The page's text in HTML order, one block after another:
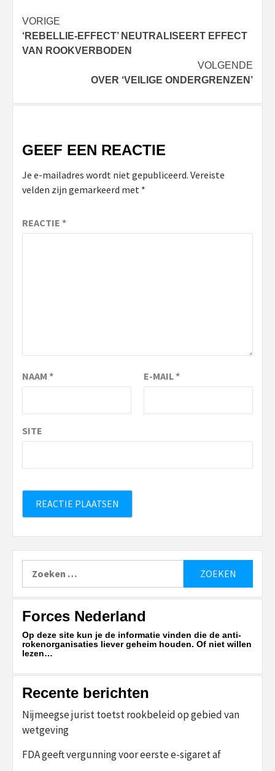
Bericht
navigatie
VORIGE
‘REBELLIE-EFFECT’ NEUTRALISEERT EFFECT
VAN ROOKVERBODEN
VOLGENDE
OVER ‘VEILIGE ONDERGRENZEN’
GEEF EEN REACTIE
Je e-mailadres wordt niet gepubliceerd. Vereiste
velden zijn gemarkeerd met *
REACTIE *
NAAM * E-MAIL*
SITE
naar:
Forces Nederland
Op deze site kun je de informatie vinden die de anti-
rokenorganisaties liever geheim houden. Of niet willen
lezen…
Recente berichten
Nijmeegse jurist toetst rookbeleid op gebied van
wetgeving
FDA geeft vergunning voor eerste e-sigaret af